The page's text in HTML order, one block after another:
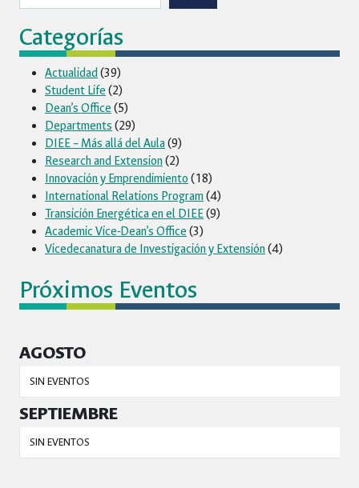
Categorías
Actualidad (39)
Student Life (2)
Dean’s Office (5)
Departments (29)
DIEE – Más allá del Aula (9)
Research and Extension (2)
Innovación y Emprendimiento (18)
International Relations Program (4)
Transición Energética en el DIEE(9)
Academic Vice-Dean’s Office (3)
Vicedecanatura de Investigación y Extensión (4)
Próximos Eventos
AGOSTO
SIN EVENTOS
SEPTIEMBRE
SIN EVENTOS